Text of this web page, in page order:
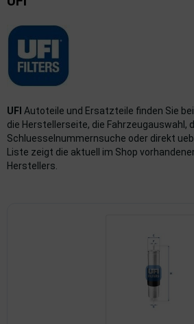
UFI Autoteile und Ersatzteile finden Sie
die Herstellerseite, die Fahrzeugauswahl,
Schluesselnummernsuche oder direkt
Liste zeigt die aktuell im Shop
Herstellers.
Kommunikationssysteme